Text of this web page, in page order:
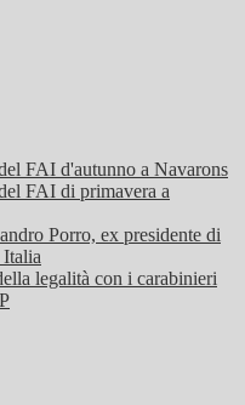
FAI d'autunno a Navarons
FAI di primavera a
Porro, ex presidente di
Italia
legalità con i carabinieri